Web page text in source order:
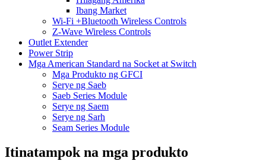
Ibang Market
Wi-Fi +Bluetooth Wireless Controls
Z-Wave Wireless Controls
Outlet Extender
Power Strip
Mga American Standard na Socket at Switch
Mga Produkto ng GFCI
Serye ng Saeb
Saeb Series Module
Serye ng Saem
Serye ng Sarh
Seam Series Module
Itinatampok na mga produkto